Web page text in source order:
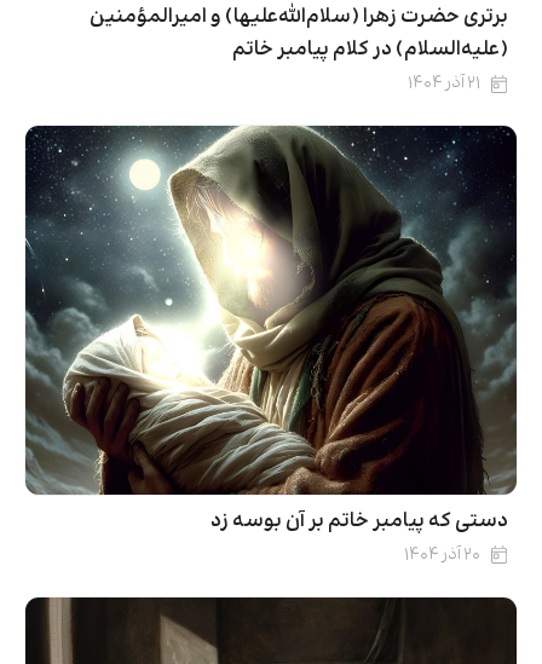
برتری حضرت زهرا (سلام‌الله‌علیها) و امیرالمؤمنین
(عليه‌السلام) در کلام پیامبر خاتم
۲۱ آذر ۱۴۰۴
دستی که پیامبر خاتم بر آن بوسه زد
۲۰ آذر ۱۴۰۴